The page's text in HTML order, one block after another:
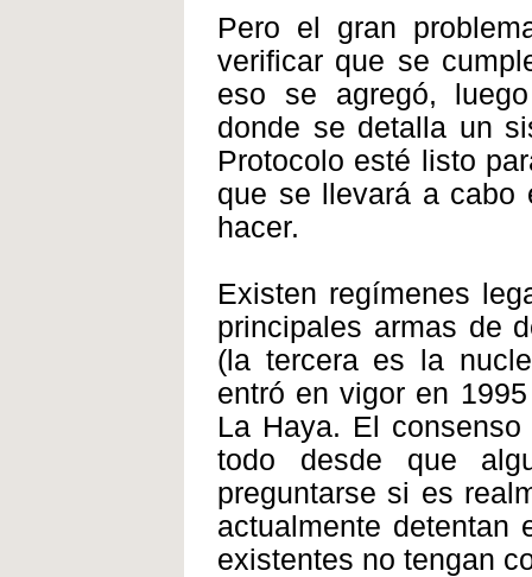
Pero el gran
verificar que se
eso se agregó,
donde se detalla un
Protocolo esté listo
que se llevará a cabo
hacer.
Existen regímenes
principales armas de
(la tercera es la
entró en vigor en
La Haya. El
todo desde que
preguntarse si es
actualmente detentan
existentes no tengan